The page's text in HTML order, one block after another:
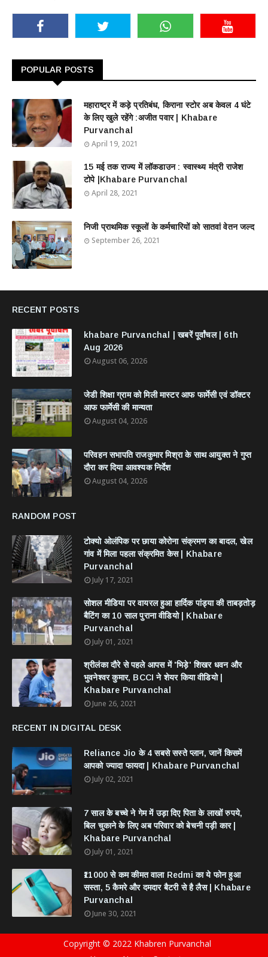
POPULAR POSTS
महाराष्ट्र में कड़े प्रतिबंध, किराना स्टोर अब केवल 4 घंटे
के लिए खुले रहेंगे :अजीत पवार | Khabare
Purvanchal
April 19, 2021
15 मई तक राज्य में लॉकडाउन : स्वास्थ्य मंत्री राजेश
टोपे |Khabare Purvanchal
April 28, 2021
निजी प्राथमिक स्कूलों के कर्मचारियों को सातवां वेतन जल्द
September 26, 2021
RECENT POSTS
khabare Purvanchal | खबरें पूर्वांचल | 6th
Aug 2026
August 06, 2026
जेडी शिक्षा ग्राम को मिली मास्टर आफ फार्मेसी एवं डॉक्टर
आफ फार्मेसी की मान्यता
August 04, 2026
परिवहन सभापति राजकुमार मिश्रा के साथ आयुक्त ने गुप्त
दौरा कर दिया आवश्यक निर्देश
August 04, 2026
RANDOM POST
टोक्यो ओलंपिक पर छाया कोरोना संक्रमण का बादल, खेल
गांव में मिला पहला संक्रमित केस | Khabare
Purvanchal
July 17, 2021
सोशल मीडिया पर वायरल हुआ हार्दिक पांड्या की ताबड़तोड़
बैटिंग का 10 साल पुराना वीडियो | Khabare
Purvanchal
July 01, 2021
श्रीलंका दौरे से पहले आपस में 'भिड़े' शिखर धवन और
भुवनेश्वर कुमार, BCCI ने शेयर किया वीडियो |
Khabare Purvanchal
June 26, 2021
RECENT IN DIGITAL DESK
Reliance Jio के 4 सबसे सस्ते प्लान, जानें किसमें
आपको ज्यादा फायदा | Khabare Purvanchal
July 02, 2021
7 साल के बच्चे ने गेम में उड़ा दिए पिता के लाखों रुपये,
बिल चुकाने के लिए अब परिवार को बेचनी पड़ी कार |
Khabare Purvanchal
July 01, 2021
₹11000 से कम कीमत वाला Redmi का ये फोन हुआ
सस्ता, 5 कैमरे और दमदार बैटरी से है लैस | Khabare
Purvanchal
June 30, 2021
Copyright © 2022 Khabren Purvanchal